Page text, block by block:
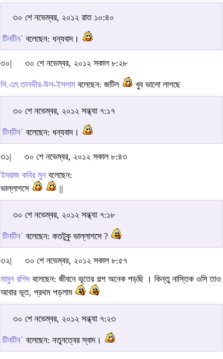
৩০ শে নভেম্বর, ২০১২ রাত ১০:৪০
টিনটিন` বলেছেন: ধন্যবাদ।
৩০| ৩০ শে নভেম্বর, ২০১২ সকাল ৮:২৮
সি.এম.তানভীর-উল-ইসলামবলেছেন: জটিল খুব ভালো লাগছে
৩০ শে নভেম্বর, ২০১২ সন্ধ্যা ৭:১৭
টিনটিন` বলেছেন: ধন্যবাদ।
৩১|
৩০ শে নভেম্বর, ২০১২ সকাল ৮:৪৩
ইমরাজ কবির মুন বলেছেন:
ভাল্লাগসে
||
৩০ শে নভেম্বর, ২০১২ সন্ধ্যা ৭:১৮
টিনটিন` বলেছেন: কতটুকু ভাল্লাগসে ?
৩২|
৩০ শে নভেম্বর, ২০১২ সকাল ৮:৫৭
মামুন রশিদ বলেছেন: জীবনে ভূতের গল্প অনেক পড়ছি । কিন্তু নাস্তিক ওসি তাও
আবার ভূত, প্রথম পড়লাম
৩০ শে নভেম্বর, ২০১২ সন্ধ্যা ৭:২৩
টিনটিন` বলেছেন: নতুনত্বের স্বাদ।